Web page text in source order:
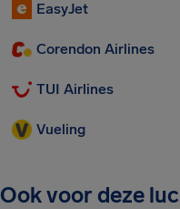
EasyJet
Corendon Airlines
TUI Airlines
Vueling
Ook voor deze